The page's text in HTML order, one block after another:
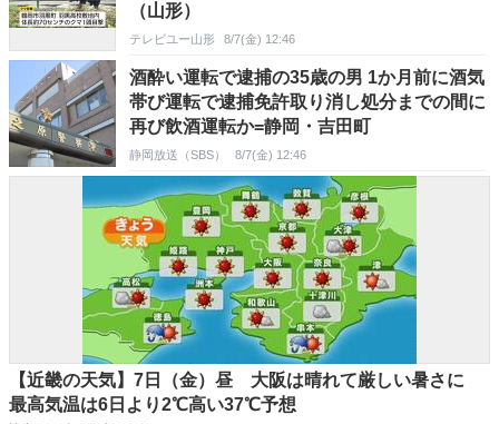
（山形）
テレビユー山形 8/7(金) 12:46
酒酔い運転で逮捕の35歳の男 1か月前に酒気
帯び運転で逮捕免許取り消し処分までの間に
再び飲酒運転か=静岡・吉田町
静岡放送（SBS） 8/7(金) 12:46
【近畿の天気】7日（金）昼 大阪は晴れて厳しい暑さに
最高気温は6日より2℃高い37℃予想